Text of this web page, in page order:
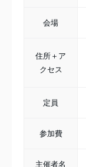
会場
住所＋ア
クセス
定員
参加費
主催者名